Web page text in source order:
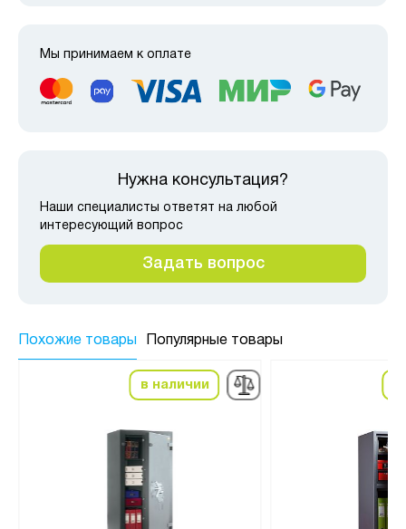
Мы принимаем к оплате
Нужна консультация?
Наши специалисты ответят на любой
интересующий вопрос
Задать вопрос
Похожие товары Популярные товары
в наличии